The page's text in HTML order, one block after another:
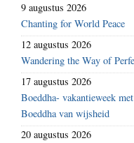
Covid/corona
vanuit
liefdevol
inzicht
9 augustus 2026
Chanting for World Peace
12 augustus 2026
Wandering the Way of
17 augustus 2026
Boeddha- vakantieweek
Boeddha van wijsheid
20 augustus 2026